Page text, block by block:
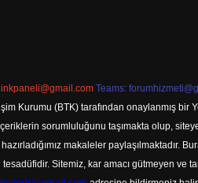
Teams:
Kurumu (BTK) tarafından onaylanmış
sorumluluğunu taşımakta olup,
makaleler
Sitemiz, kar amacı gütmeyen